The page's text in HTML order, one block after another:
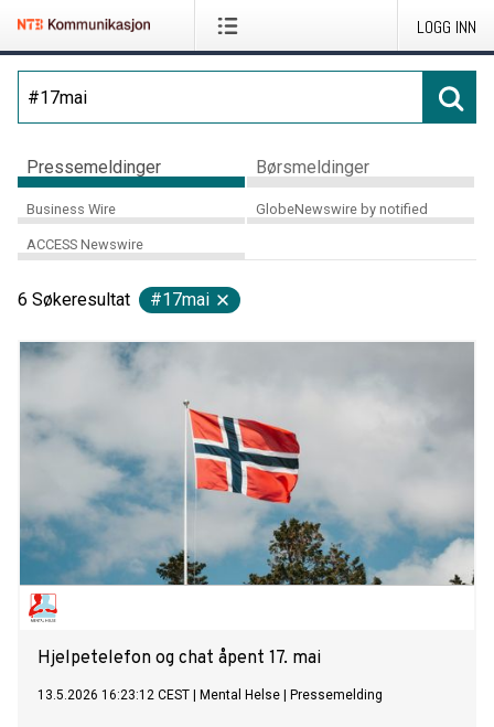
LOGG INN
Pressemeldinger Børsmeldinger
Business Wire GlobeNewswire by notified
ACCESS Newswire
6 Søkeresultat #17mai
Hjelpetelefon og chat åpent 17. mai
13.5.2026 16:23:12 CEST Mental Helse Pressemelding